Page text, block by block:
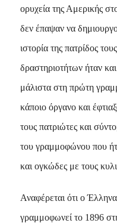
ορυχεία της Αμερικής
δεν έπαψαν να
ιστορία της πατρίδος
δραστηριοτήτων ήταν
μάλιστα στη πρώτη
κάποιο όργανο και
τους πατριώτες και
του γραμμοφώνου που
και ογκώδες με τους
Αναφέρεται ότι ο
γραμμοφωνεί το 1896